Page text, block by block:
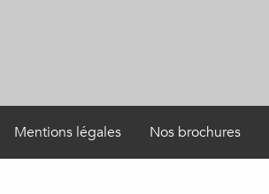
Mentions légales Nos brochures